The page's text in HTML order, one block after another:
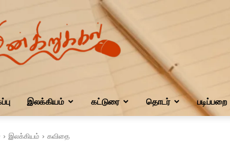
மின்கிறுக்கல்
இலக்கியம் கட்டுரை தொடர் படிப்பறை
இலக்கியம் கவிதை